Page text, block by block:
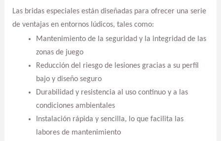
Las bridas especiales están diseñadas para ofrecer una serie
de ventajas en entornos lúdicos, tales como:
Mantenimiento de la seguridad y la integridad de las
zonas de juego
Reducción del riesgo de lesiones gracias a su perfil
bajo y diseño seguro
Durabilidad y resistencia al uso continuo y a las
condiciones ambientales
Instalación rápida y sencilla, lo que facilita las
labores de mantenimiento